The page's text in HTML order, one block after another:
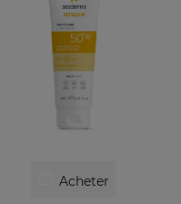
Acheter